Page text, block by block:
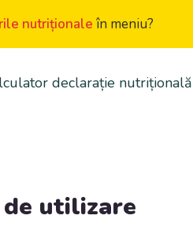
nutriționale în meniu?
declarație nutrițională
utilizare